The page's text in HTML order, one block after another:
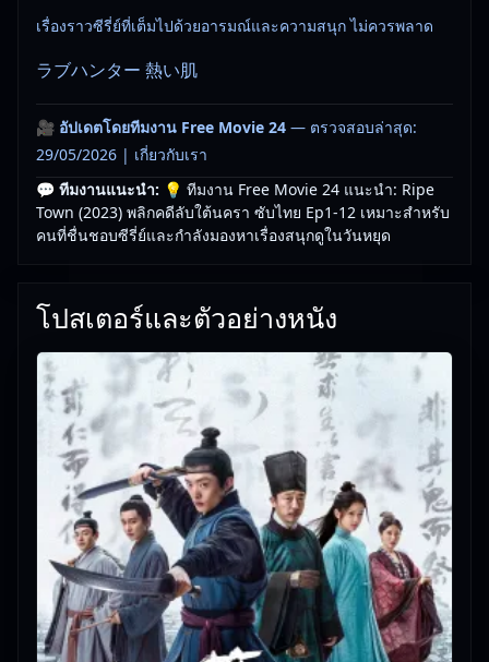
เรื่องราวซีรี่ย์ที่เต็มไปด้วยอารมณ์และความสนุก ไม่ควรพลาด
ラブハンター 熱い肌
🎥 อัปเดตโดยทีมงาน Free Movie 24 — ตรวจสอบล่าสุด:
29/05/2026 | เกี่ยวกับเรา
💬 ทีมงานแนะนำ: 💡 ทีมงาน Free Movie 24 แนะนำ: Ripe
Town (2023) พลิกคดีลับใต้นครา ซับไทย Ep1-12 เหมาะสำหรับ
คนที่ชื่นชอบซีรี่ย์และกำลังมองหาเรื่องสนุกดูในวันหยุด
โปสเตอร์และตัวอย่างหนัง